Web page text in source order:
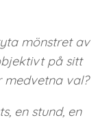
mönstret av
på sitt
val?
en stund, en